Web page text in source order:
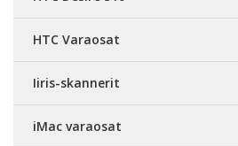
HTC Varaosat
Iiris-skannerit
iMac varaosat